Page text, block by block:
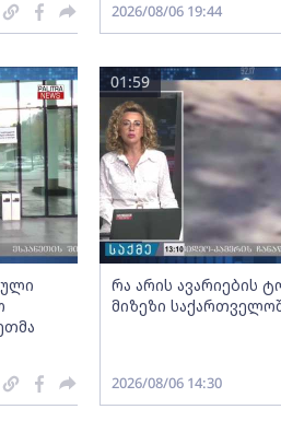
2026/08/06 19:44
რა არის ავარიების
მიზეზი
01:59
2026/08/06 14:30